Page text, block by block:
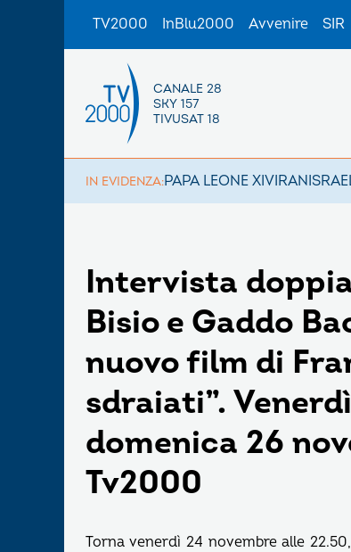
TV2000 InBlu2000 Avvenire SIR
CANALE 28
SKY 157
TIVUSAT 18
IN EVIDENZA:PAPA LEONE XIVIRAN
Intervista
Bisio e Gaddo
nuovo film di
sdraiati”.
domenica 26
Tv2000
Torna venerdì 24 novembre alle